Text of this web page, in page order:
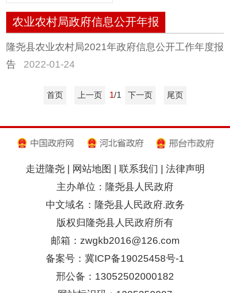
农业农村局政府信息公开年报
隆尧县农业农村局2021年政府信息公开工作年度报
告
2022-01-24
首页 上一页 1/1 下一页 尾页
走进隆尧| 网站地图 联系我们
法律声明
主办单位：隆尧县人民政府
中文域名：隆尧县人民政府.政务
版权归隆尧县人民政府所有
邮箱：zwgkb2016@126.com
备案号：冀ICP备19025458号-1
邢公备：13052502000182